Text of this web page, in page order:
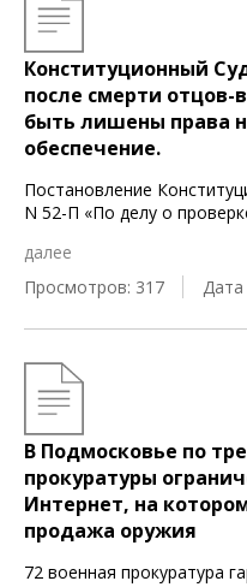
Конституционный
после смерти
быть лишены права
обеспечение.
Постановление
N 52-П «По делу о
далее
Просмотров: 317
Дата
В Подмосковье по
прокуратуры
Интернет, на
продажа оружия
72 военная прокуратура